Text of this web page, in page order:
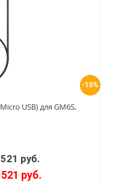
-10%
USB) для GM6S,
руб.
руб.